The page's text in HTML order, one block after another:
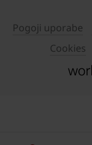
Pogoji uporabe
Cookies